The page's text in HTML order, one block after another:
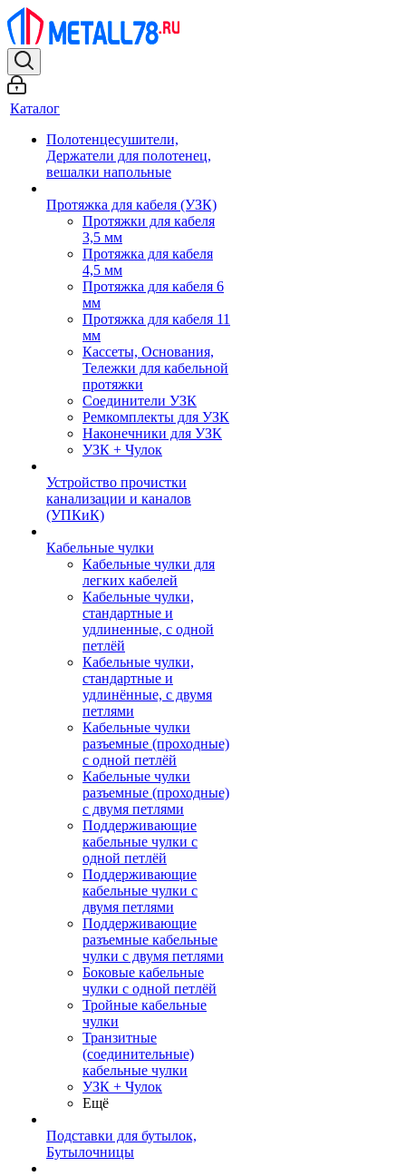
Каталог
Полотенцесушители,
Держатели для полотенец,
вешалки напольные
Протяжка для кабеля (УЗК)
Протяжки для кабеля
3,5 мм
Протяжка для кабеля
4,5 мм
Протяжка для кабеля 6
мм
Протяжка для кабеля 11
мм
Кассеты, Основания,
Тележки для кабельной
протяжки
Соединители УЗК
Ремкомплекты для УЗК
Наконечники для УЗК
УЗК + Чулок
Устройство прочистки
канализации и каналов
(УПКиК)
Кабельные чулки
Кабельные чулки для
легких кабелей
Кабельные чулки,
стандартные и
удлиненные, с одной
петлёй
Кабельные чулки,
стандартные и
удлинённые, с двумя
петлями
Кабельные чулки
разъемные (проходные)
с одной петлёй
Кабельные чулки
разъемные (проходные)
с двумя петлями
Поддерживающие
кабельные чулки с
одной петлёй
Поддерживающие
кабельные чулки с
двумя петлями
Поддерживающие
разъемные кабельные
чулки с двумя петлями
Боковые кабельные
чулки с одной петлёй
Тройные кабельные
чулки
Транзитные
(соединительные)
кабельные чулки
УЗК + Чулок
Ещё
Подставки для бутылок,
Бутылочницы